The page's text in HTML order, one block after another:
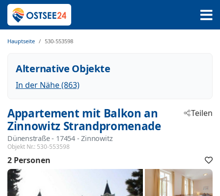
Hauptseite 530-553598
Alternative Objekte
In der Nähe (863)
Appartement mit Balkon an
Zinnowitz Strandpromenade
Dünenstraße - 17454 - Zinnowitz
Objekt Nr.: 530-553598
Teilen
2 Personen